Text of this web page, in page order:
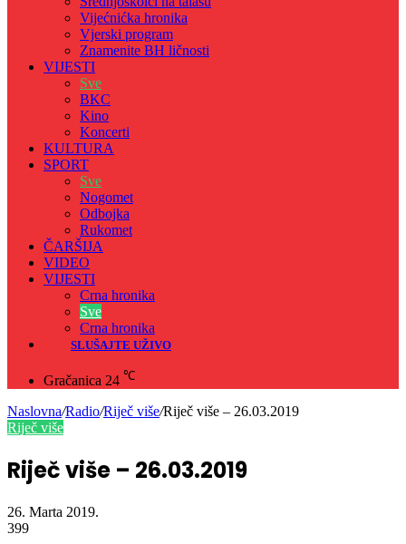
Vijećnićka hronika
Vjerski program
Znamenite BH ličnosti
VIJESTI
Sve
BKC
Kino
Koncerti
KULTURA
SPORT
Sve
Nogomet
Odbojka
Rukomet
ČARŠIJA
VIDEO
VIJESTI
Crna hronika
Sve
Crna hronika
SLUŠAJTE UŽIVO
Gračanica 24 ℃
Naslovna/Radio/Riječ više/Riječ više – 26.03.2019
Riječ više
Riječ više – 26.03.2019
26. Marta 2019.
399